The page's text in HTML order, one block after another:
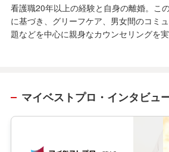
看護職20年以上の経験と自身の離婚。こ
に基づき、グリーフケア、男女間のコミ
題などを中心に親身なカウンセリングを実
マイベストプロ・インタビュ